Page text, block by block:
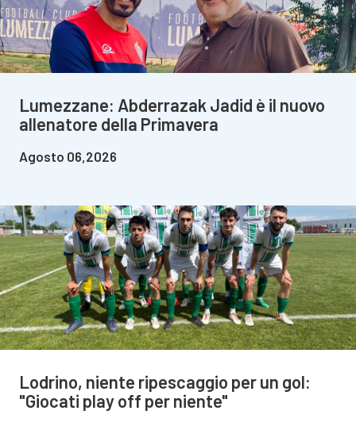
Lumezzane: Abderrazak Jadid è il nuovo
allenatore della Primavera
Agosto 06,2026
Lodrino, niente ripescaggio per un gol:
"Giocati play off per niente"